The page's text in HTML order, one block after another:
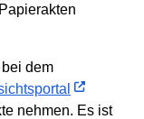
dem
nehmen. Es ist